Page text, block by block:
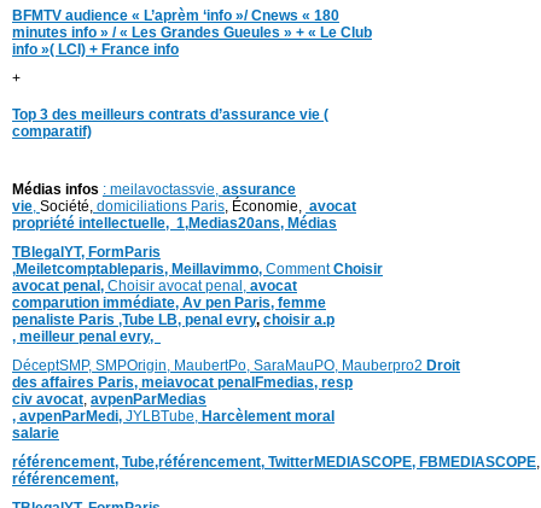
BFMTV audience « L’aprèm ‘info »/ Cnews « 180
minutes info » / « Les Grandes Gueules » + « Le Club
info »( LCI) + France info
+
Top 3 des meilleurs contrats d’assurance vie (
comparatif)
Médias infos : meilavoctassvie, assurance
vie, Société, domiciliations Paris, Économie, avocat
propriété intellectuelle, 1,Medias20ans, Médias
TBlegalYT, FormParis
,Meiletcomptableparis, Meillavimmo, CommentChoisir
avocat penal, Choisir avocat penal, avocat
comparution immédiate, Av pen Paris, femme
penaliste Paris ,Tube LB, penal evry, choisir a.p
, meilleur penal evry,
DéceptSMP, SMPOrigin, MaubertPo, SaraMauPO, Mauberpro2 Droit
des affaires Paris, meiavocat penalFmedias, resp
civ avocat, avpenParMedias
, avpenParMedi, JYLBTube, Harcèlement moral
salarie
référencement, Tube,référencement, TwitterMEDIASCOPE, FBMEDIASCOPE
référencement,